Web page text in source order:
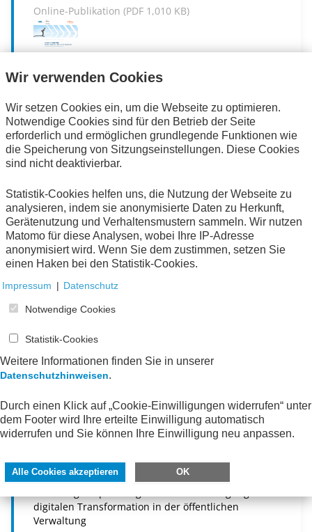
Online-Publikation (PDF 1,010 KB)
Ex-post Praxischeck zum
Fachkräfteeinwanderungsgesetz (FEG)
Eschborn2022
Online-Publikation (PDF900 KB)
AWV-Spezial: Beschaffung und Nutzung
bioökonomischer Materialien und
Produkte
Eschborn 2022
Online-Publikation (
AWV-Fragebogenstudie:
deutschen Verwaltungen
digitalen Transformation in der öffentlichen
Verwaltung
Wir verwenden Cookies
Wir setzen Cookies ein, um die Webseite zu optimieren.
Notwendige Cookies sind für den Betrieb der Seite
erforderlich und ermöglichen grundlegende Funktionen wie
die Speicherung von Sitzungseinstellungen. Diese Cookies
sind nicht deaktivierbar.
Statistik-Cookies helfen uns, die Nutzung der Webseite zu
analysieren, indem sie anonymisierte Daten zu Herkunft,
Gerätenutzung und Verhaltensmustern sammeln. Wir nutzen
Matomo für diese Analysen, wobei Ihre IP-Adresse
anonymisiert wird. Wenn Sie dem zustimmen, setzen Sie
einen Haken bei den Statistik-Cookies.
Impressum | Datenschutz
Notwendige Cookies
Statistik-Cookies
Weitere Informationen finden Sie in unserer
Datenschutzhinweisen.
Durch einen Klick auf „Cookie-Einwilligungen widerrufen“ unter
dem Footer wird Ihre erteilte Einwilligung automatisch
widerrufen und Sie können Ihre Einwilligung neu anpassen.
Alle Cookies akzeptieren OK